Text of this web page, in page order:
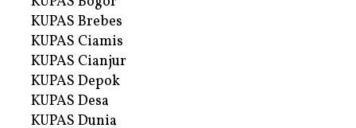
KUPAS Brebes
KUPAS Ciamis
KUPAS Cianjur
KUPAS Depok
KUPAS Desa
KUPAS Dunia